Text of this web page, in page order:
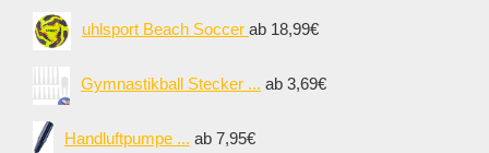
uhlsport Beach Soccer ab 18,99€
Gymnastikball Stecker ... ab 3,69€
Handluftpumpe ... ab 7,95€